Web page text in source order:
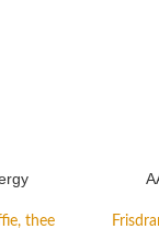
thee